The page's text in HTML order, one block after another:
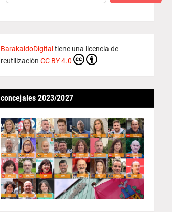
BarakaldoDigital tiene una licencia de
reutilización CC BY 4.0
concejales 2023/2027